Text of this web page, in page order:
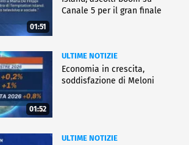
01:51
Canale 5 per il gran finale
01:52
ULTIME NOTIZIE
Economia in crescita,
soddisfazione di Meloni
ULTIME NOTIZIE